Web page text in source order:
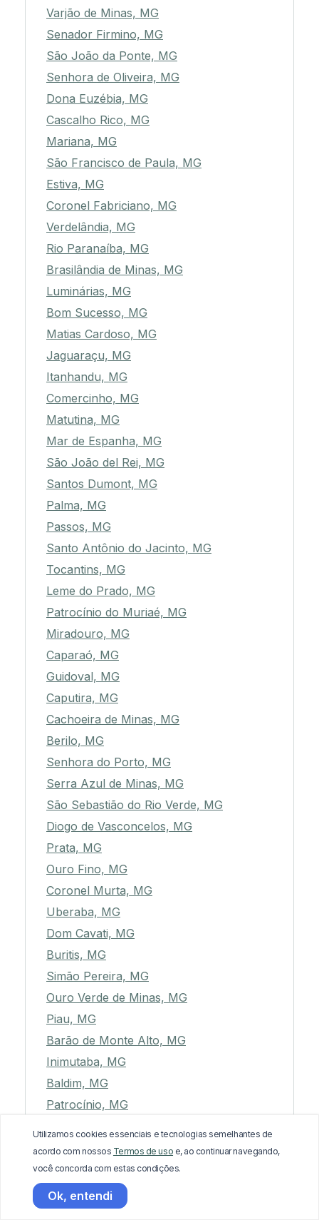
Varjão de Minas, MG
Senador Firmino, MG
São João da Ponte, MG
Senhora de Oliveira, MG
Dona Euzébia, MG
Cascalho Rico, MG
Mariana, MG
São Francisco de Paula, MG
Estiva, MG
Coronel Fabriciano, MG
Verdelândia, MG
Rio Paranaíba, MG
Brasilândia de Minas, MG
Luminárias, MG
Bom Sucesso, MG
Matias Cardoso, MG
Jaguaraçu, MG
Itanhandu, MG
Comercinho, MG
Matutina, MG
Mar de Espanha, MG
São João del Rei, MG
Santos Dumont, MG
Palma, MG
Passos, MG
Santo Antônio do Jacinto, MG
Tocantins, MG
Leme do Prado, MG
Patrocínio do Muriaé, MG
Miradouro, MG
Caparaó, MG
Guidoval, MG
Caputira, MG
Cachoeira de Minas, MG
Berilo, MG
Senhora do Porto, MG
Serra Azul de Minas, MG
São Sebastião do Rio Verde, MG
Diogo de Vasconcelos, MG
Prata, MG
Ouro Fino, MG
Coronel Murta, MG
Uberaba, MG
Dom Cavati, MG
Buritis, MG
Simão Pereira, MG
Ouro Verde de Minas, MG
Piau, MG
Barão de Monte Alto, MG
Inimutaba, MG
Baldim, MG
Patrocínio, MG
Itabira, MG
Marilac, MG
Pequi, MG
Itajubá, MG
Utilizamos cookies essenciais e tecnologias semelhantes de
acordo com nossos Termos de uso e, ao continuar navegando,
você concorda com estas condições.
Ok, entendi